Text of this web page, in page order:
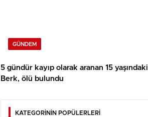
GÜNDEM
5 gündür kayıp olarak aranan 15 yaşındaki
Berk, ölü bulundu
KATEGORİNİN POPÜLERLERİ